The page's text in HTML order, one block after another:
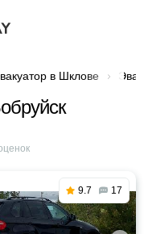
в Шклове
9.7 17